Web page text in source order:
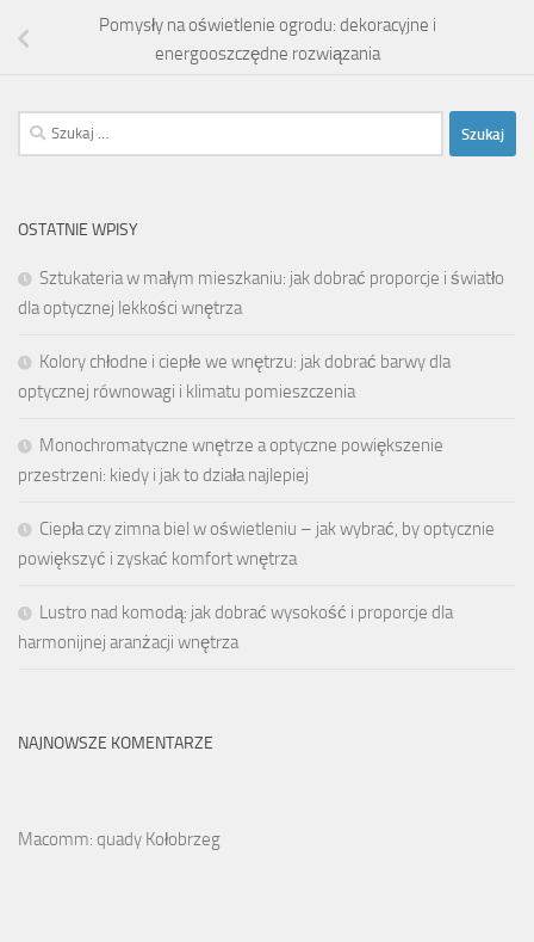
Pomysły na oświetlenie ogrodu: dekoracyjne i
energooszczędne rozwiązania
Szukaj:
OSTATNIE WPISY
Sztukateria w małym mieszkaniu: jak dobrać proporcje i światło
dla optycznej lekkości wnętrza
Kolory chłodne i ciepłe we wnętrzu: jak dobrać barwy dla
optycznej równowagi i klimatu pomieszczenia
Monochromatyczne wnętrze a optyczne powiększenie
przestrzeni: kiedy i jak to działa najlepiej
Ciepła czy zimna biel w oświetleniu – jak wybrać, by optycznie
powiększyć i zyskać komfort wnętrza
Lustro nad komodą: jak dobrać wysokość i proporcje dla
harmonijnej aranżacji wnętrza
NAJNOWSZE KOMENTARZE
Macomm: quady Kołobrzeg